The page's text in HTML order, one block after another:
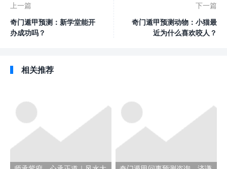
上一篇
奇门遁甲预测：新学堂能开
办成功吗？
下一篇
奇门遁甲预测动物：小猫最
近为什么喜欢咬人？
相关推荐